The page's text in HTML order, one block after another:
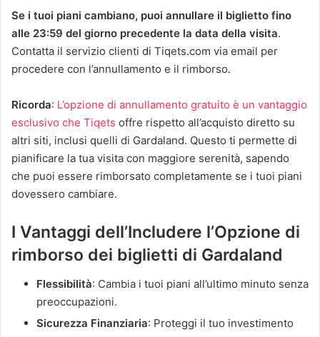
Se i tuoi piani cambiano, puoi annullare il biglietto fino
alle 23:59 del giorno precedente la data della visita.
Contatta il servizio clienti di Tiqets.com via email per
procedere con l’annullamento e il rimborso.
Ricorda: L’opzione di annullamento gratuito è un vantaggio
esclusivo che Tiqets offre rispetto all’acquisto diretto su
altri siti, inclusi quelli di Gardaland. Questo ti permette di
pianificare la tua visita con maggiore serenità, sapendo
che puoi essere rimborsato completamente se i tuoi piani
dovessero cambiare.
I Vantaggi dell’Includere l’Opzione di
rimborso dei biglietti di Gardaland
Flessibilità: Cambia i tuoi piani all’ultimo minuto senza
preoccupazioni.
Sicurezza Finanziaria: Proteggi il tuo investimento